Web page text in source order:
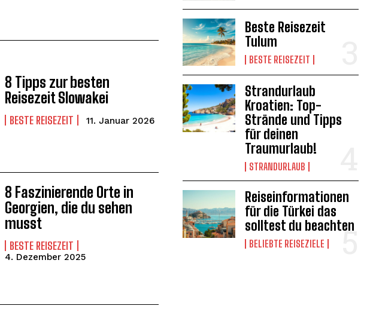
8 Tipps zur besten
Reisezeit Slowakei
BESTE REISEZEIT 11. Januar 2026
8 Faszinierende Orte in
Georgien, die du sehen
musst
BESTE REISEZEIT
4. Dezember 2025
Beste Reisezeit
Tulum
BESTE REISEZEIT
Strandurlaub
Kroatien: Top-
Strände und Tipps
für deinen
Traumurlaub!
STRANDURLAUB
Reiseinformationen
für die Türkei das
solltest du beachten
BELIEBTE REISEZIELE